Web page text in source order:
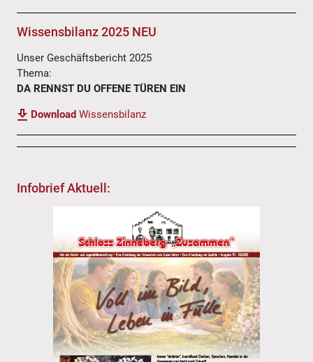
Wissensbilanz 2025 NEU
Unser Geschäftsbericht 2025
Thema:
DA RENNST DU OFFENE TÜREN EIN
Download Wissensbilanz
Infobrief Aktuell: